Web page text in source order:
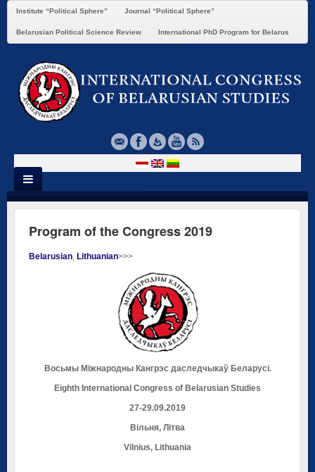
Institute “Political Sphere” Journal “Political Sphere”
Belarusian Political Science Review International PhD Program for Belarus
Program of the Congress 2019
Belarusian Lithuanian>>>
Восьмы Міжнародны Кангрэс даследчыкаў Беларусі.
Eighth International Congress of Belarusian Studies
27-29.09.2019
Вільня, Літва
Vilnius, Lithuania